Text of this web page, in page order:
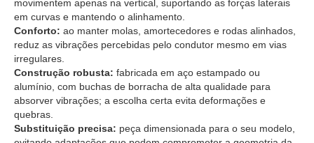
movimentem apenas na vertical, suportando as forças laterais
em curvas e mantendo o alinhamento.
Conforto: ao manter molas, amortecedores e rodas alinhados,
reduz as vibrações percebidas pelo condutor mesmo em vias
irregulares.
Construção robusta: fabricada em aço estampado ou
alumínio, com buchas de borracha de alta qualidade para
absorver vibrações; a escolha certa evita deformações e
quebras.
Substituição precisa: peça dimensionada para o seu modelo,